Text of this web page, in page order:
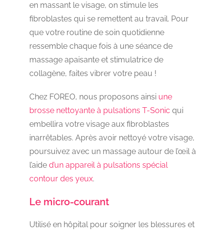
en massant le visage, on stimule les
fibroblastes qui se remettent au travail. Pour
que votre routine de soin quotidienne
ressemble chaque fois à une séance de
massage apaisante et stimulatrice de
collagène, faites vibrer votre peau !
Chez FOREO, nous proposons ainsi une
brosse nettoyante à pulsations T-Sonic qui
embellira votre visage aux fibroblastes
inarrêtables. Après avoir nettoyé votre visage,
poursuivez avec un massage autour de l’œil à
l’aide d’un appareil à pulsations spécial
contour des yeux.
Le micro-courant
Utilisé en hôpital pour soigner les blessures et